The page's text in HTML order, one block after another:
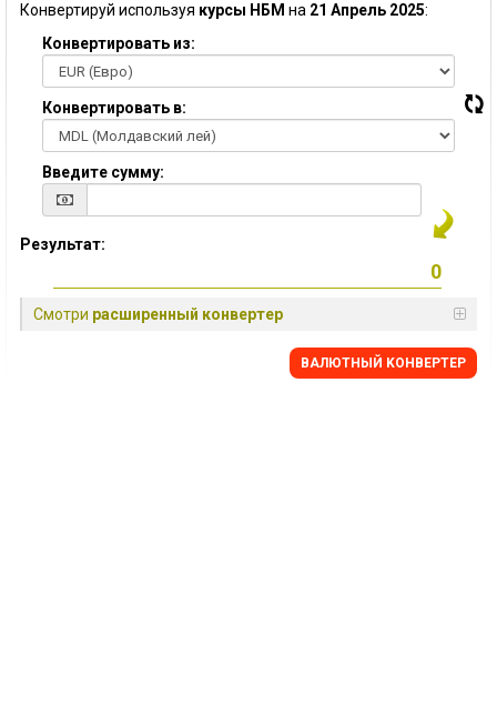
Конвертируй используя курсы НБМ на 21 Апрель 2025:
Конвертировать из:
Конвертировать в:
Введите сумму:
Результат:
Смотри расширенный конвертер
BАЛЮТНЫЙ KОНВЕРТЕР